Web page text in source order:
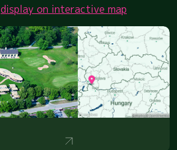
display on interactive map